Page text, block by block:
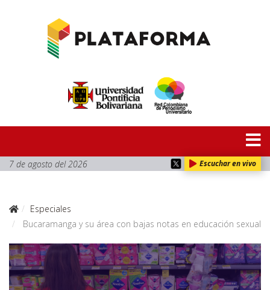
7 de agosto del 2026 Escuchar en vivo
Especiales
Bucaramanga y su área con bajas notas en educación sexual